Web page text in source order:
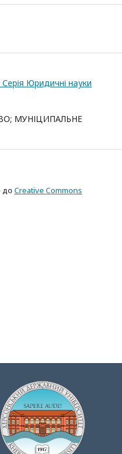
Юридичні науки
МУНІЦИПАЛЬНЕ
до Creative Commons